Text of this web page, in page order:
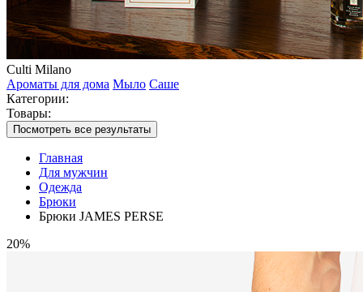
Culti Milano
Ароматы для дома Мыло Саше
Категории:
Товары:
Посмотреть все результаты
Главная
Для мужчин
Одежда
Брюки
Брюки JAMES PERSE
20%